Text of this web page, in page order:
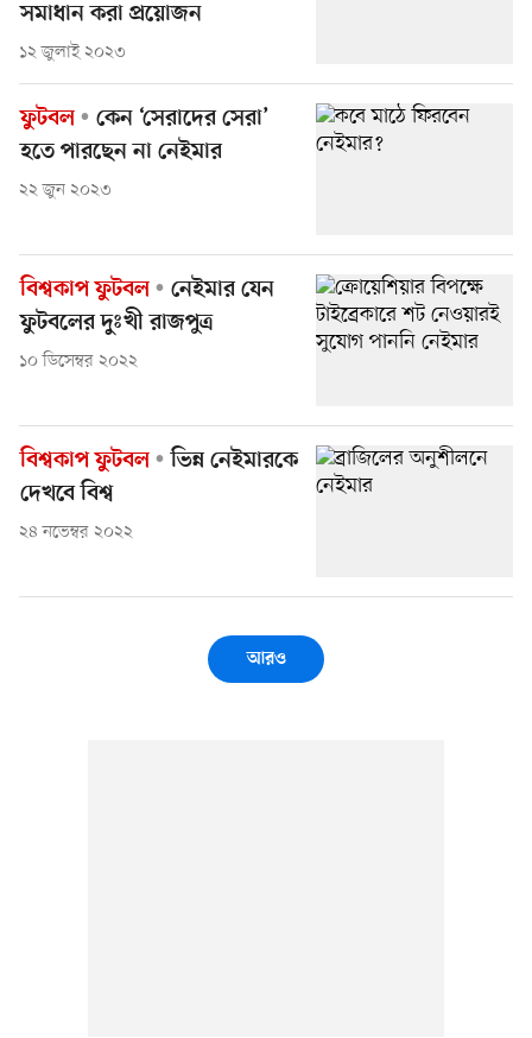
সমাধান করা প্রয়োজন
১২ জুলাই ২০২৩
ফুটবল
কেন ‘সেরাদের সেরা’
হতে পারছেন না নেইমার
২২ জুন ২০২৩
বিশ্বকাপ ফুটবল
নেইমার যেন
ফুটবলের দুঃখী রাজপুত্র
১০ ডিসেম্বর ২০২২
বিশ্বকাপ ফুটবল
ভিন্ন নেইমারকে
দেখবে বিশ্ব
২৪ নভেম্বর ২০২২
আরও